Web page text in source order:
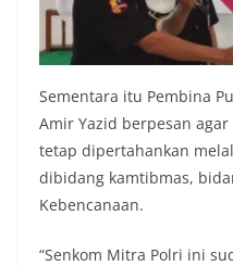
Sementara itu Pembina
Amir Yazid berpesan
tetap dipertahankan
dibidang kamtibmas,
Kebencanaan.
“Senkom Mitra Polri ini